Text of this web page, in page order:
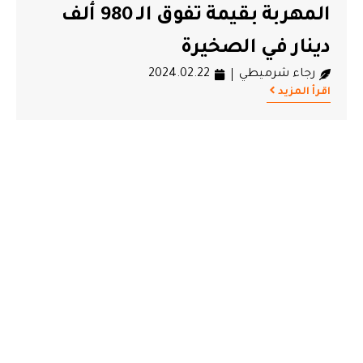
المهربة بقيمة تفوق الـ 980 ألف
دينار في الصخيرة
رجاء شرميطي 2024.02.22
اقرأ المزيد